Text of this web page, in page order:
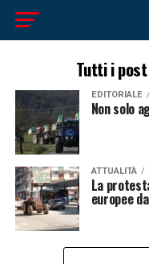
Tutti i
EDITORIALE
Non solo
ATTUALITÀ
La
europee